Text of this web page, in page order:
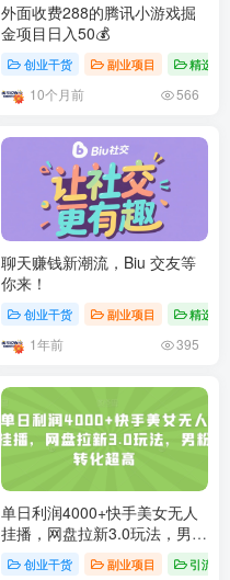
外面收费288的腾讯小游戏掘
金项目日入50💰
创业干货 副业项目 精选推
10个月前 566
聊天赚钱新潮流，Biu 交友等
你来！
创业干货 副业项目 精选推
1年前 395
单日利润4000+快手美女无人
挂播，网盘拉新3.0玩法，男粉
转化超高【揭秘】
创业干货 副业项目 引流分